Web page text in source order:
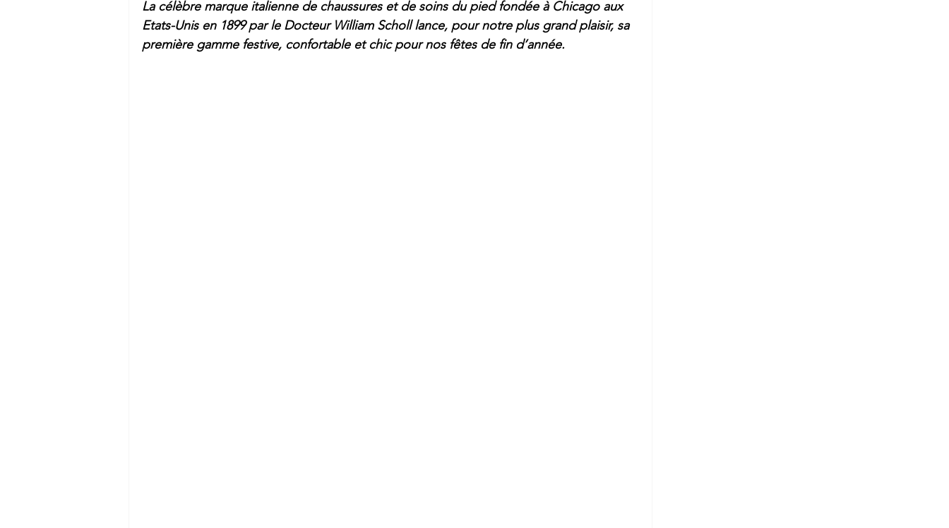
La célèbre marque italienne de chaussures et de soins du pied fondée à Chicago aux
Etats-Unis en 1899 par le Docteur William Scholl lance, pour notre plus grand plaisir, sa
première gamme festive, confortable et chic pour nos fêtes de fin d’année.